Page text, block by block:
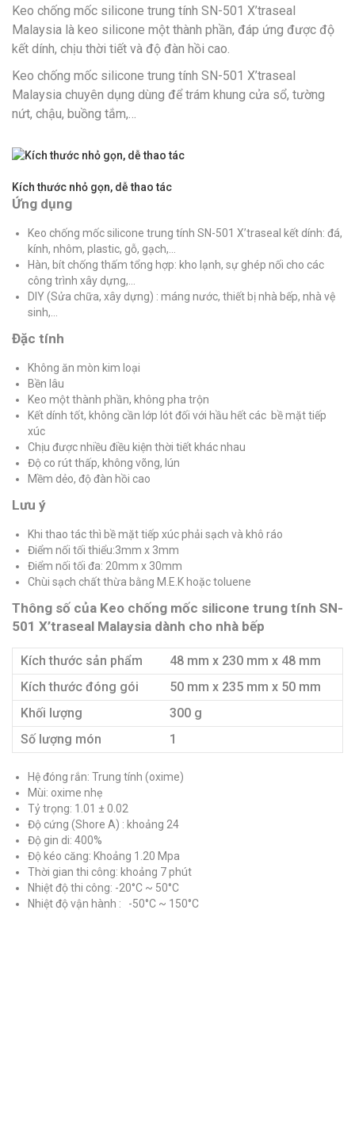
Keo chống mốc silicone trung tính SN-501 X’traseal
Malaysia là keo silicone một thành phần, đáp ứng được độ
kết dính, chịu thời tiết và độ đàn hồi cao.
Keo chống mốc silicone trung tính SN-501 X’traseal
Malaysia chuyên dụng dùng để trám khung cửa sổ, tường
nứt, chậu, buồng tắm,…
Kích thước nhỏ gọn, dễ thao tác
Ứng dụng
Keo chống mốc silicone trung tính SN-501 X’traseal kết dính: đá,
kính, nhôm, plastic, gỗ, gạch,…
Hàn, bít chống thấm tổng hợp: kho lạnh, sự ghép nối cho các
công trình xây dựng,…
DIY (Sửa chữa, xây dựng) : máng nước, thiết bị nhà bếp, nhà vệ
sinh,…
Đặc tính
Không ăn mòn kim loại
Bền lâu
Keo một thành phần, không pha trộn
Kết dính tốt, không cần lớp lót đối với hầu hết các bề mặt tiếp
xúc
Chịu được nhiều điều kiện thời tiết khác nhau
Độ co rút thấp, không võng, lún
Mềm dẻo, độ đàn hồi cao
Lưu ý
Khi thao tác thì bề mặt tiếp xúc phải sạch và khô ráo
Điểm nối tối thiểu:3mm x 3mm
Điểm nối tối đa: 20mm x 30mm
Chùi sạch chất thừa bằng M.E.K hoặc toluene
Thông số của Keo chống mốc silicone trung tính SN-
501 X’traseal Malaysia dành cho nhà bếp
Kích thước sản phẩm
48 mm x 230 mm x 48 mm
Kích thước đóng gói
50 mm x 235 mm x 50 mm
Khối lượng
300 g
Số lượng món
1
Hệ đóng rắn: Trung tính (oxime)
Mùi: oxime nhẹ
Tỷ trọng: 1.01 ± 0.02
Độ cứng (Shore A) : khoảng 24
Độ gin di: 400%
Độ kéo căng: Khoảng 1.20 Mpa
Thời gian thi công: khoảng 7 phút
Nhiệt độ thi công: -20°C ~ 50°C
Nhiệt độ vận hành : -50°C ~ 150°C